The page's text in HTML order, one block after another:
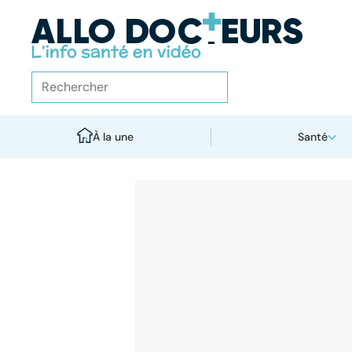
À la une Santé